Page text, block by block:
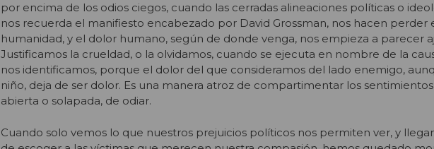
por encima de los odios ciegos, cuando las cerradas alineaciones políticas o
nos recuerda el manifiesto encabezado por David Grossman, nos hacen perder
humanidad, y el dolor humano, según de donde venga, nos empieza a parecer
Justificamos la crueldad, o la olvidamos, cuando se ejecuta en nombre de la
nos identificamos, porque el dolor del que consideramos del lado enemigo,
niño, deja de ser dolor. Es una manera atroz de compartimentar los
abierta o solapada, de odiar.
Cuando solo vemos lo que nuestros prejuicios políticos nos permiten ver, y